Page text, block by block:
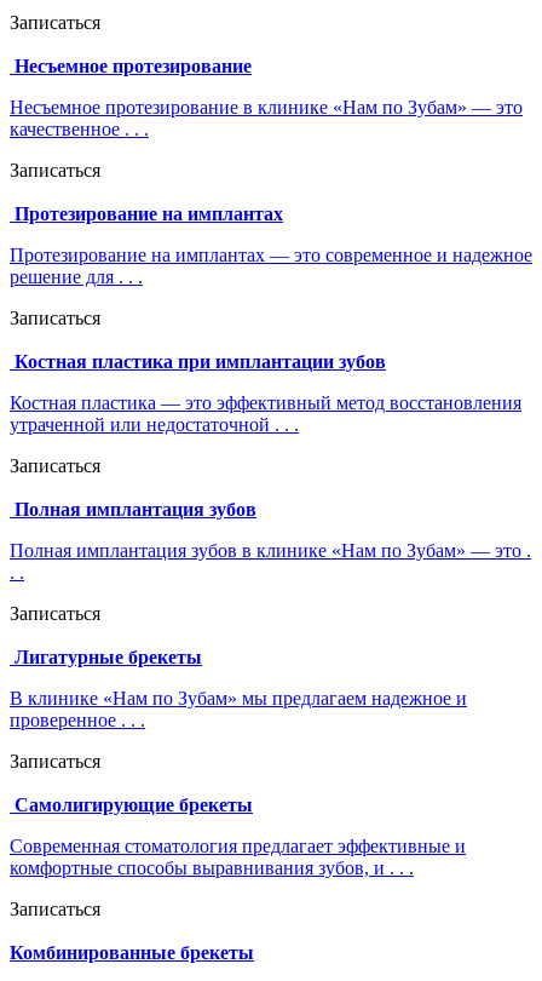
Записаться
Несъемное протезирование
Несъемное протезирование в клинике «Нам по Зубам» — это
качественное . . .
Записаться
Протезирование на имплантах
Протезирование на имплантах — это современное и надежное
решение для . . .
Записаться
Костная пластика при имплантации зубов
Костная пластика — это эффективный метод восстановления
утраченной или недостаточной . . .
Записаться
Полная имплантация зубов
Полная имплантация зубов в клинике «Нам по Зубам» — это .
. .
Записаться
Лигатурные брекеты
В клинике «Нам по Зубам» мы предлагаем надежное и
проверенное . . .
Записаться
Самолигирующие брекеты
Современная стоматология предлагает эффективные и
комфортные способы выравнивания зубов, и . . .
Записаться
Комбинированные брекеты